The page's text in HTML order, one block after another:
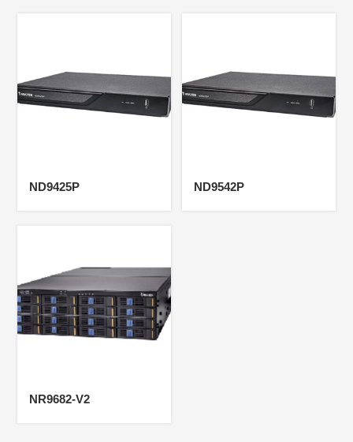
ND9425P ND9542P
NR9682-V2